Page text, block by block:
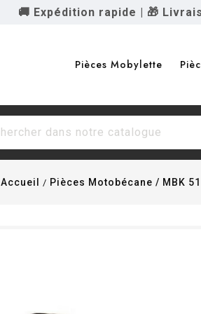
🚚 Expédition rapide | 🎁
Pièces Mobylette
Accueil Pièces Motobécane / MBK 51